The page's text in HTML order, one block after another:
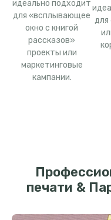
идеально подходит
для «всплывающее
окно с книгой
рассказов»
проекты или
маркетинговые
кампании.
для
печати &